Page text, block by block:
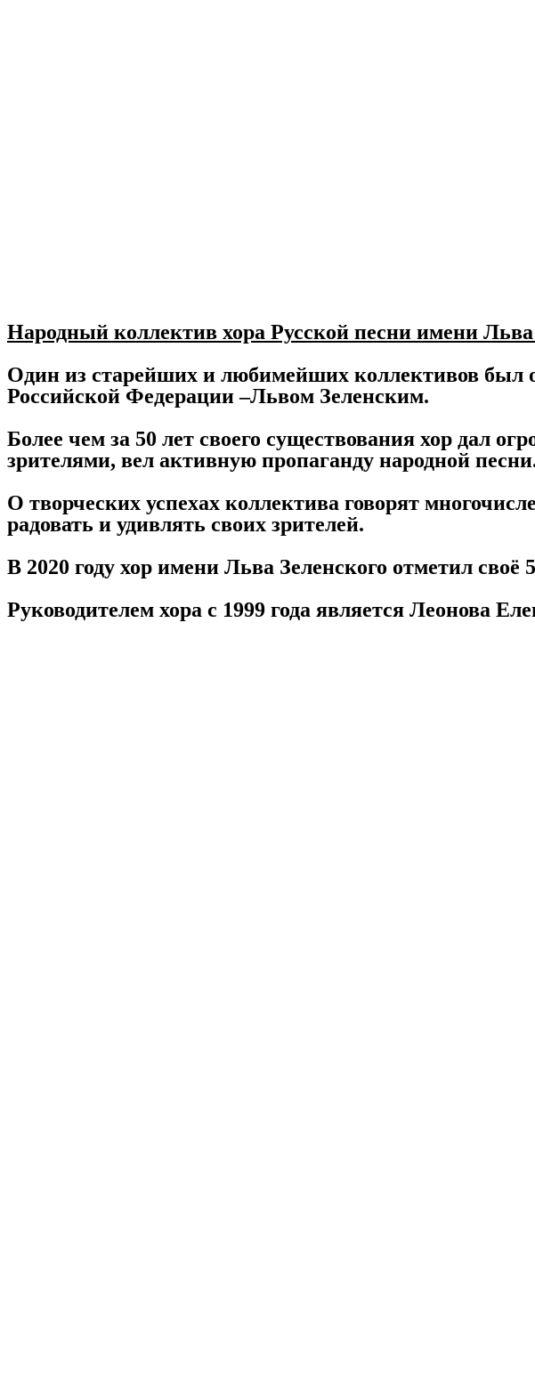
Народный коллектив хора Русской песни имени Льва
Один из старейших и любимейших коллективов был
Российской Федерации –Львом Зеленским.
Более чем за 50 лет своего существования хор дал
зрителями, вел активную пропаганду народной
О творческих успехах коллектива говорят
радовать и удивлять своих зрителей.
В 2020 году хор имени Льва Зеленского отметил своё
Руководителем хора с 1999 года является Леонова